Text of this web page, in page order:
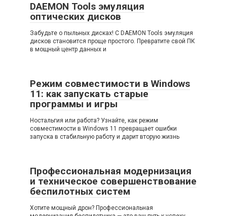
DAEMON Tools эмуляция
оптических дисков
Забудьте о пыльных дисках! С DAEMON Tools эмуляция
дисков становится проще простого. Превратите свой ПК
в мощный центр данных и
Режим совместимости в Windows
11: как запускать старые
программы и игры
Ностальгия или работа? Узнайте, как режим
совместимости в Windows 11 превращает ошибки
запуска в стабильную работу и дарит вторую жизнь
Профессиональная модернизация
и техническое совершенствование
беспилотных систем
Хотите мощный дрон? Профессиональная